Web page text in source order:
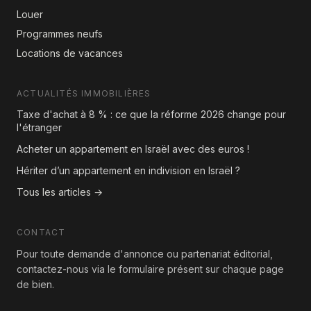
Louer
Programmes neufs
Locations de vacances
ACTUALITÉS IMMOBILIÈRES
Taxe d'achat à 8 % : ce que la réforme 2026 change pour
l'étranger
Acheter un appartement en Israël avec des euros !
Hériter d’un appartement en indivision en Israël ?
Tous les articles →
CONTACT
Pour toute demande d'annonce ou partenariat éditorial,
contactez-nous via le formulaire présent sur chaque page
de bien.